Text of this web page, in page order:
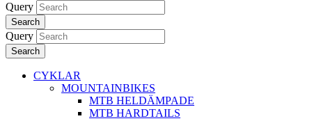
Query
Search
Query
Search
CYKLAR
MOUNTAINBIKES
MTB HELDÄMPADE
MTB HARDTAILS